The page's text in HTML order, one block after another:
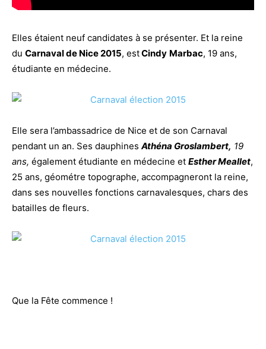
Elles étaient neuf candidates à se présenter. Et la reine
du Carnaval de Nice 2015, estCindy Marbac, 19 ans,
étudiante en médecine.
Elle sera l’ambassadrice de Nice et de son Carnaval
pendant un an. Ses dauphines Athéna Groslambert, 19
ans, également étudiante en médecine et Esther Meallet,
25 ans, géométre topographe, accompagneront la reine,
dans ses nouvelles fonctions carnavalesques, chars des
batailles de fleurs.
Que la Fête commence !